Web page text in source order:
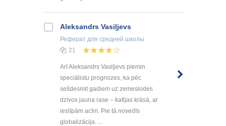
Aleksandrs Vasiļjevs
Реферат для средней школы
21
Arī Aleksandrs Vasiļjevs piemin
speciālistu prognozes, ka pēc
sešdesmit gadiem uz zemeslodes
dzīvos jauna rase – kafijas krāsā, ar
ieslīpām acīm. Pie tā novedīs
globalizācija. ...